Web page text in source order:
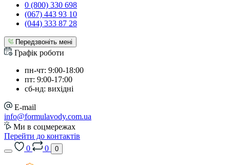
0 (800) 330 698
(067) 443 93 10
(044) 333 87 28
Передзвоніть мені
Графік роботи
пн-чт: 9:00-18:00
пт: 9:00-17:00
сб-нд: вихідні
E-mail
info@formulavody.com.ua
Ми в соцмережах
Перейти до контактів
0
0 0